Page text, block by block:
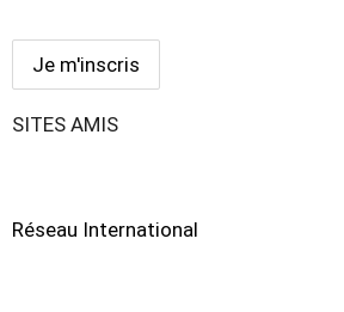
SITES AMIS
Réseau International